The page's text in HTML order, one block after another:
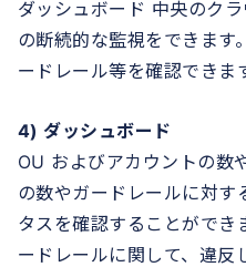
ダッシュボード 中央のク
の断続的な監視をできます
ードレール等を確認できま
4) ダッシュボード
OU およびアカウントの数
の数やガードレールに対す
タスを確認することができ
ードレールに関して、違反